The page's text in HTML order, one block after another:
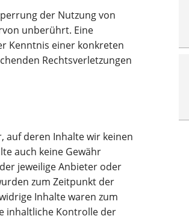
der Nutzung von
unberührt. Eine
Kenntnis einer konkreten
Rechtsverletzungen
auf deren Inhalte wir keinen
auch keine Gewähr
jeweilige Anbieter oder
zum Zeitpunkt der
Inhalte waren zum
inhaltliche Kontrolle der